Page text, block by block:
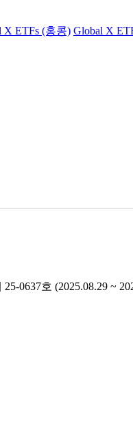
X ETFs (홍콩) Global X
0637호 (2025.08.29 ~